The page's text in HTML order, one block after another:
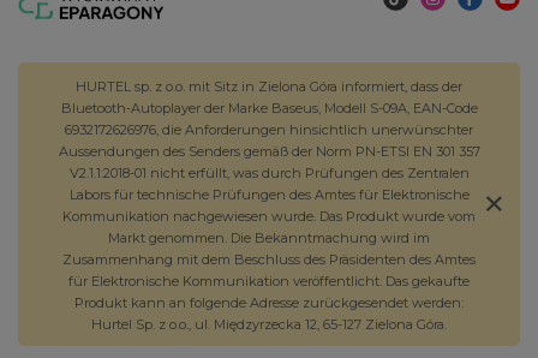
HURTEL sp. z o.o. mit Sitz in Zielona Góra informiert, dass der
Bluetooth-Autoplayer der Marke Baseus, Modell S-09A, EAN-Code
6932172626976, die Anforderungen hinsichtlich unerwünschter
Aussendungen des Senders gemäß der Norm PN-ETSI EN 301 357
V2.1.1:2018-01 nicht erfüllt, was durch Prüfungen des Zentralen
Labors für technische Prüfungen des Amtes für Elektronische
Kommunikation nachgewiesen wurde. Das Produkt wurde vom
Markt genommen. Die Bekanntmachung wird im
Zusammenhang mit dem Beschluss des Präsidenten des Amtes
für Elektronische Kommunikation veröffentlicht. Das gekaufte
Produkt kann an folgende Adresse zurückgesendet werden:
Hurtel Sp. z o.o., ul. Międzyrzecka 12, 65-127 Zielona Góra.